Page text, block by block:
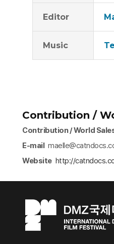
Editor
Music
Contribution /
Contribution / World
E-mail
Website http://